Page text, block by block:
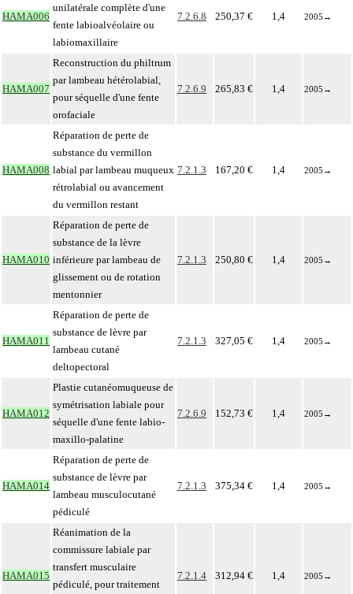
HAMA006
unilatérale complète d'une
fente labioalvéolaire ou
labiomaxillaire
7.2.6.8 250,37 € 1,4 2005 →
HAMA007
Reconstruction du philtrum
par lambeau hétérolabial,
pour séquelle d'une fente
orofaciale
7.2.6.9 265,83 € 1,4 2005 →
HAMA008
Réparation de perte de
substance du vermillon
labial par lambeau muqueux
rétrolabial ou avancement
du vermillon restant
7.2.1.3 167,20 € 1,4 2005 →
HAMA010
Réparation de perte de
substance de la lèvre
inférieure par lambeau de
glissement ou de rotation
mentonnier
7.2.1.3 250,80 € 1,4 2005 →
HAMA011
Réparation de perte de
substance de lèvre par
lambeau cutané
deltopectoral
7.2.1.3 327,05 € 1,4 2005 →
HAMA012
Plastie cutanéomuqueuse de
symétrisation labiale pour
séquelle d'une fente labio-
maxillo-palatine
7.2.6.9 152,73 € 1,4 2005 →
HAMA014
Réparation de perte de
substance de lèvre par
lambeau musculocutané
pédiculé
7.2.1.3 375,34 € 1,4 2005 →
HAMA015
Réanimation de la
commissure labiale par
transfert musculaire
pédiculé, pour traitement
7.2.1.4 312,94 € 1,4 2005 →